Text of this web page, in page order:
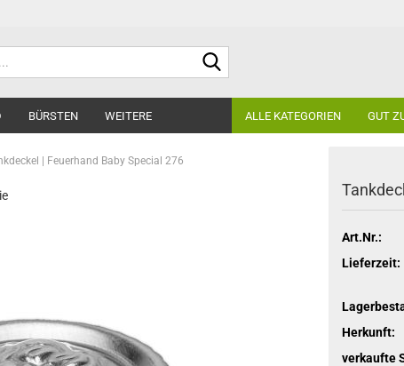
BÜRSTEN ALLE KATEGORIEN GUT
WEITERE
| Feuerhand Baby Special 276
Art.Nr.:
Lieferzeit:
Herkunft:
verkaufte